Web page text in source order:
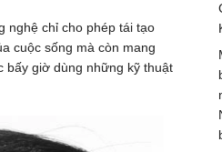
nghệ chỉ cho phép tái tạo
cuộc sống mà còn mang
bấy giờ dùng những kỹ thuật